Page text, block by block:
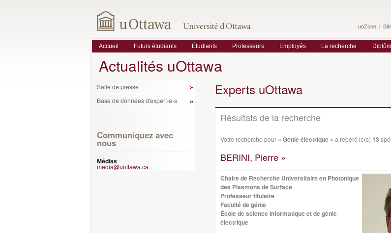
uoZone
Accueil Futurs étudiants Étudiants Professeurs Employés La recherche
Actualités uOttawa
Salle de presse
Base de données d'expert-e-s
Communiquez avec
nous
Médias
media@uottawa.ca
Experts uOttawa
Résultats de la recherche
Votre recherche pour « Génie électrique » a repéré le(s) 13
BERINI, Pierre »
Chaire de Recherche Universitaire en Photonique
des Plasmons de Surface
Professeur titulaire
Faculté de génie
École de science informatique et de génie
électrique